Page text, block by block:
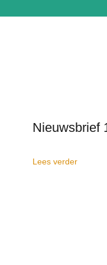
Nieuwsbrief
Lees verder